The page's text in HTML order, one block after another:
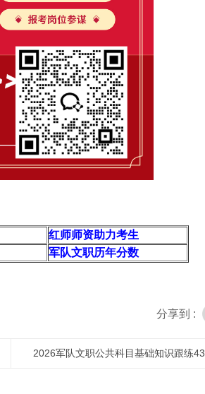
红师师资助力考生
军队文职历年分数
分享到 :
2026军队文职公共科目基础知识跟练43